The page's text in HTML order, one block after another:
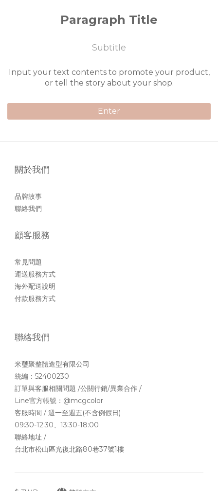
Paragraph Title
Subtitle
Input your text contents to promote your product,
or tell the story about your shop.
Enter
關於我們
品牌故事
聯絡我們
顧客服務
常見問題
運送服務方式
海外配送說明
付款服務方式
聯絡我們
米璽聚整體造型有限公司
統編：52400230
訂單與客服相關問題 /公關行銷/異業合作 /
Line官方帳號： @mcgcolor
客服時間 / 週一至週五(不含例假日)
09:30-12:30、13:30-18:00
聯絡地址 /
台北市松山區光復北路80巷37號1樓